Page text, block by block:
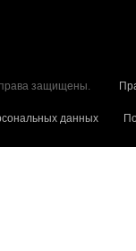
защищены.
данных